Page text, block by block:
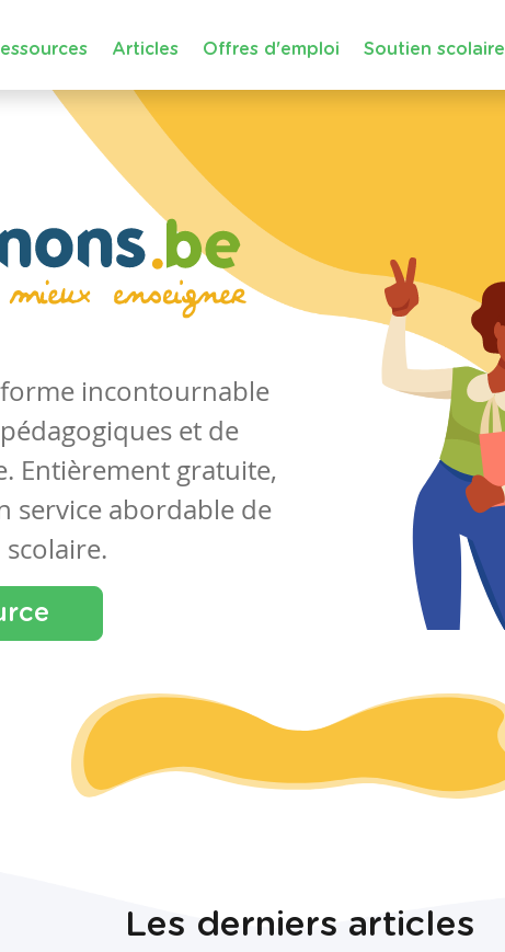
Articles Offres d'emploi Soutien scolaire
incontournable
et de
Entièrement gratuite,
service abordable de
Les derniers articles